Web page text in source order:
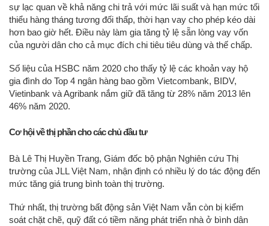
sự lạc quan về khả năng chi trả với mức lãi suất và hạn mức tối
thiểu hàng tháng tương đối thấp, thời hạn vay cho phép kéo dài
hơn bao giờ hết. Điều này làm gia tăng tỷ lệ sẵn lòng vay vốn
của người dân cho cả mục đích chi tiêu tiêu dùng và thế chấp.
Số liệu của HSBC năm 2020 cho thấy tỷ lệ các khoản vay hộ
gia đình do Top 4 ngân hàng bao gồm Vietcombank, BIDV,
Vietinbank và Agribank nắm giữ đã tăng từ 28% năm 2013 lên
46% năm 2020.
Cơ hội về thị phần cho các chủ đầu tư
Bà Lê Thị Huyền Trang, Giám đốc bộ phận Nghiên cứu Thị
trường của JLL Việt Nam, nhận định có nhiều lý do tác động đến
mức tăng giá trung bình toàn thị trường.
Thứ nhất, thị trường bất động sản Việt Nam vẫn còn bị kiểm
soát chặt chẽ, quỹ đất có tiềm năng phát triển nhà ở bình dân